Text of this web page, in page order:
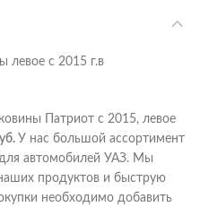
левое с 2015 г.в
Патриот с 2015, левое
уб. У нас большой ассортимент
автомобилей УАЗ. Мы
продуктов и быструю
необходимо добавить